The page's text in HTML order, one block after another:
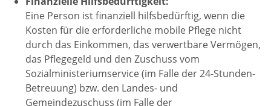
Eine Person ist finanziell hilfsbedürftig, wenn die
Kosten für die erforderliche mobile Pflege nicht
durch das Einkommen, das verwertbare Vermögen,
das Pflegegeld und den Zuschuss vom
Sozialministeriumservice (im Falle der 24-Stunden-
Betreuung) bzw. den Landes- und
Gemeindezuschuss (im Falle der